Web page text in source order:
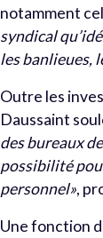
notamment
syndical
les banlieues,
Outre les
Daussaint
des bureaux
possibilité
personnel»,
Une fonction